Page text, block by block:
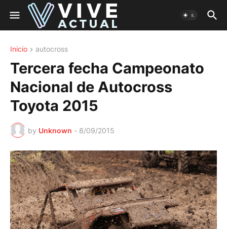
Inicio autocross
Tercera fecha Campeonato
Nacional de Autocross
Toyota 2015
by Unknown - 8/09/2015